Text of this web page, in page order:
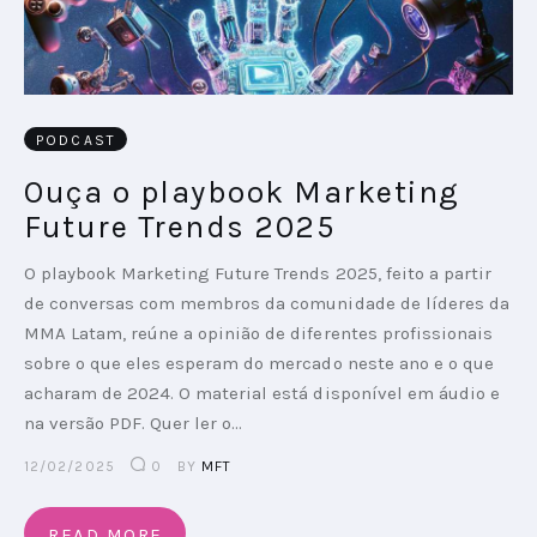
PODCAST
Ouça o playbook Marketing
Future Trends 2025
O playbook Marketing Future Trends 2025, feito a partir
de conversas com membros da comunidade de líderes da
MMA Latam, reúne a opinião de diferentes profissionais
sobre o que eles esperam do mercado neste ano e o que
acharam de 2024. O material está disponível em áudio e
na versão PDF. Quer ler o…
12/02/2025 0 BY MFT